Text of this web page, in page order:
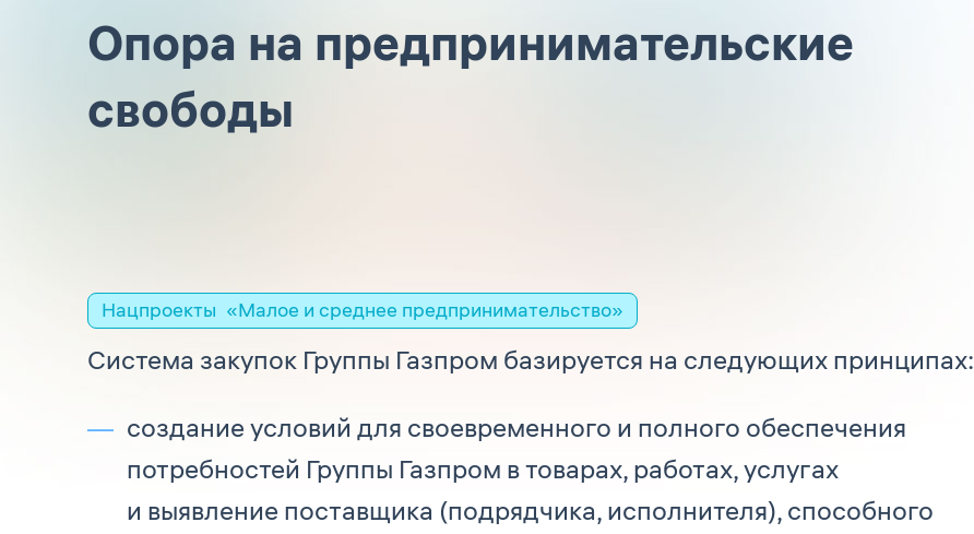
Опора на предпринимательские
свободы
Нацпроекты «Малое и среднее предпринимательство»
Система закупок Группы Газпром базируется на следующих принципах:
создание условий для своевременного и полного обеспечения
потребностей Группы Газпром в товарах, работах, услугах
и выявление поставщика (подрядчика, исполнителя), способного